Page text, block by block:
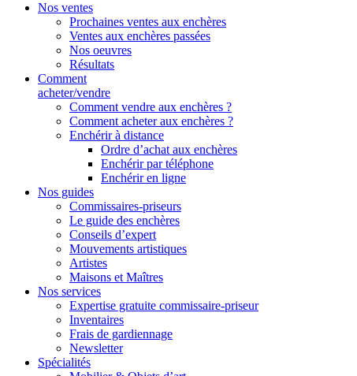
Nos ventes
Prochaines ventes aux enchères
Ventes aux enchères passées
Nos oeuvres
Résultats
Comment
acheter/vendre
Comment vendre aux enchères ?
Comment acheter aux enchères ?
Enchérir à distance
Ordre d’achat aux enchères
Enchérir par téléphone
Enchérir en ligne
Nos guides
Commissaires-priseurs
Le guide des enchères
Conseils d’expert
Mouvements artistiques
Artistes
Maisons et Maîtres
Nos services
Expertise gratuite commissaire-priseur
Inventaires
Frais de gardiennage
Newsletter
Spécialités